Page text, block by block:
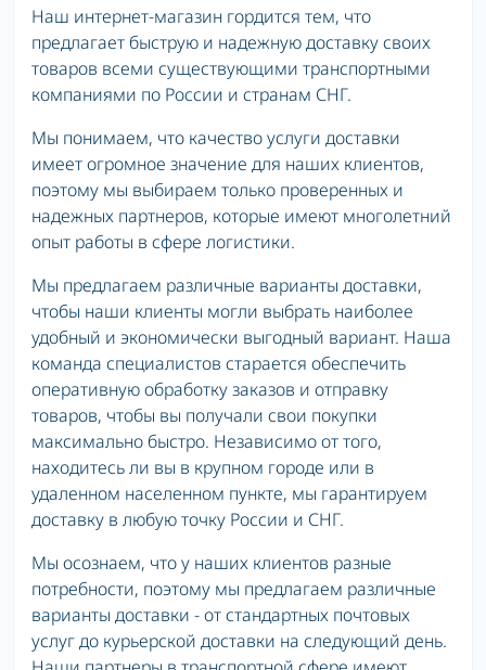
Наш интернет-магазин гордится тем, что
предлагает быструю и надежную доставку своих
товаров всеми существующими транспортными
компаниями по России и странам СНГ.
Мы понимаем, что качество услуги доставки
имеет огромное значение для наших клиентов,
поэтому мы выбираем только проверенных и
надежных партнеров, которые имеют многолетний
опыт работы в сфере логистики.
Мы предлагаем различные варианты доставки,
чтобы наши клиенты могли выбрать наиболее
удобный и экономически выгодный вариант. Наша
команда специалистов старается обеспечить
оперативную обработку заказов и отправку
товаров, чтобы вы получали свои покупки
максимально быстро. Независимо от того,
находитесь ли вы в крупном городе или в
удаленном населенном пункте, мы гарантируем
доставку в любую точку России и СНГ.
Мы осознаем, что у наших клиентов разные
потребности, поэтому мы предлагаем различные
варианты доставки - от стандартных почтовых
услуг до курьерской доставки на следующий день.